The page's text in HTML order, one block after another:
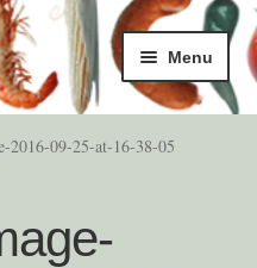
Menu
2016-09-25-at-16-38-05